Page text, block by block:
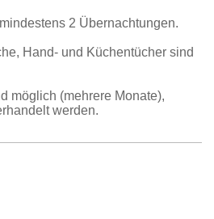
2 Übernachtungen.
Hand- und Küchentücher sind
möglich (mehrere Monate),
werden.